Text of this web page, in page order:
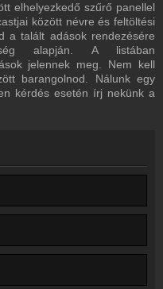
elhelyezkedő szűrő panellel
között névre és feltöltési
a talált adások rendezésére
alapján. A listában
jelennek meg. Nem kell
barangolnod. Nálunk egy
kérdés esetén írj nekünk a